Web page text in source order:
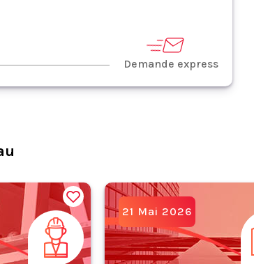
Demande express
21 Mai 2026